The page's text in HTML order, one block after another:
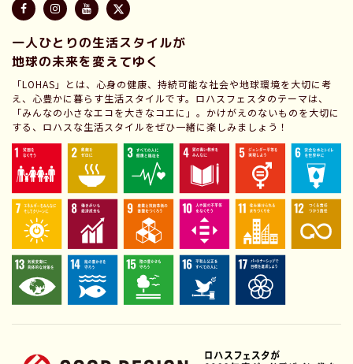
一人ひとりの生活スタイルが
地球の未来を変えてゆく
「LOHAS」とは、心身の健康、持続可能な社会や地球環境を大切に考
え、心豊かに暮らす生活スタイルです。ロハスフェスタのテーマは、
「みんなの小さなエコを大きなコエに」。かけがえのないものを大切に
する、ロハスな生活スタイルをぜひ一緒に楽しみましょう！